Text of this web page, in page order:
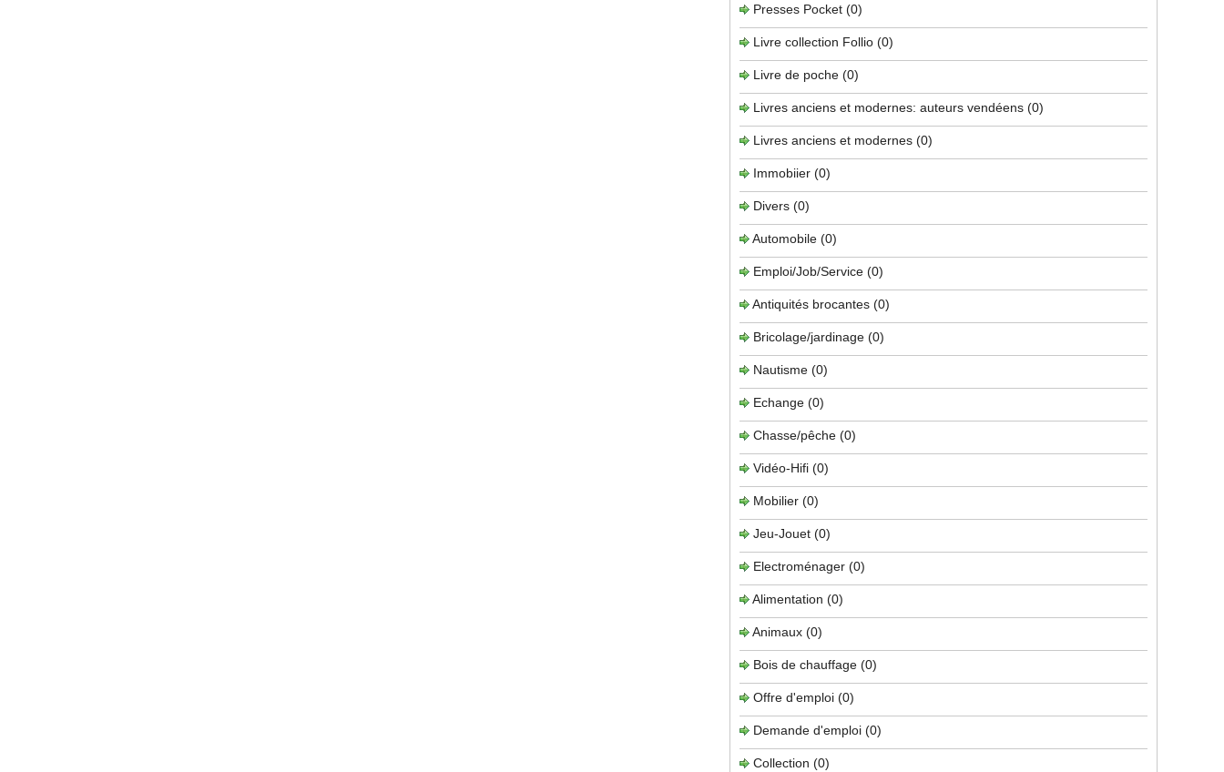
Presses Pocket (0)
Livre collection Follio (0)
Livre de poche (0)
Livres anciens et modernes: auteurs vendéens (0)
Livres anciens et modernes (0)
Immobiier (0)
Divers (0)
Automobile (0)
Emploi/Job/Service (0)
Antiquités brocantes (0)
Bricolage/jardinage (0)
Nautisme (0)
Echange (0)
Chasse/pêche (0)
Vidéo-Hifi (0)
Mobilier (0)
Jeu-Jouet (0)
Electroménager (0)
Alimentation (0)
Animaux (0)
Bois de chauffage (0)
Offre d'emploi (0)
Demande d'emploi (0)
Collection (0)